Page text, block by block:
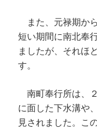
また、元禄期か
短い期間に南北奉
ましたが、それほ
す。
南町奉行所は、
に面した下水溝や
見されました。こ